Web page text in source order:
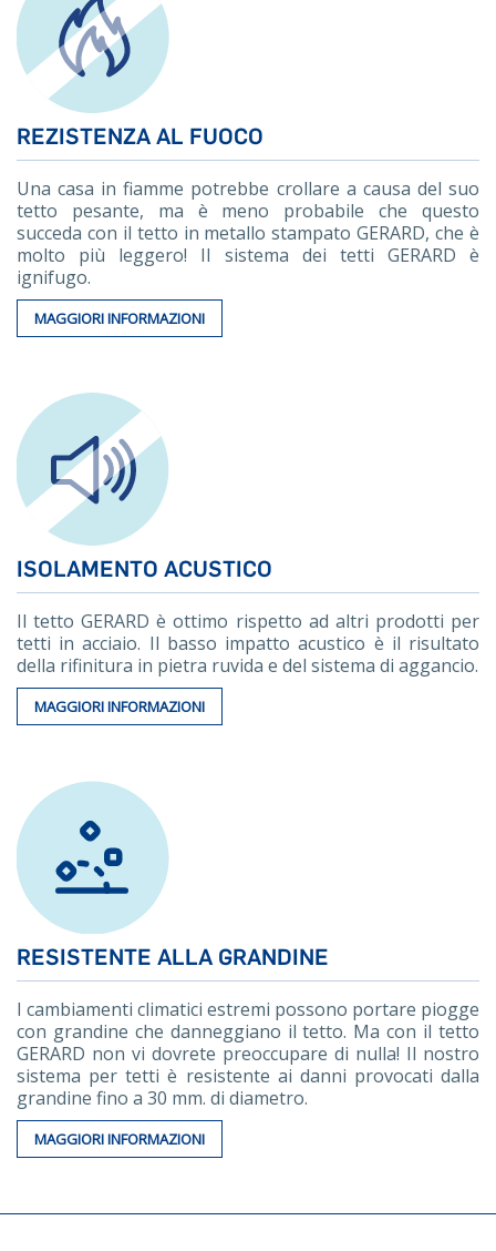
REZISTENZA AL FUOCO
Una casa in fiamme potrebbe crollare a causa del suo
tetto pesante, ma è meno probabile che questo
succeda con il tetto in metallo stampato GERARD, che è
molto più leggero! Il sistema dei tetti GERARD è
ignifugo.
MAGGIORI INFORMAZIONI
ISOLAMENTO ACUSTICO
Il tetto GERARD è ottimo rispetto ad altri prodotti per
tetti in acciaio. Il basso impatto acustico è il risultato
della rifinitura in pietra ruvida e del sistema di aggancio.
MAGGIORI INFORMAZIONI
RESISTENTE ALLA GRANDINE
I cambiamenti climatici estremi possono portare piogge
con grandine che danneggiano il tetto. Ma con il tetto
GERARD non vi dovrete preoccupare di nulla! Il nostro
sistema per tetti è resistente ai danni provocati dalla
grandine fino a 30 mm. di diametro.
MAGGIORI INFORMAZIONI